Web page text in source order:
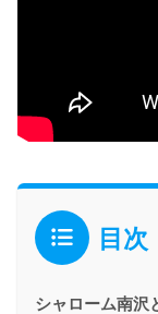
目次
シャローム南沢